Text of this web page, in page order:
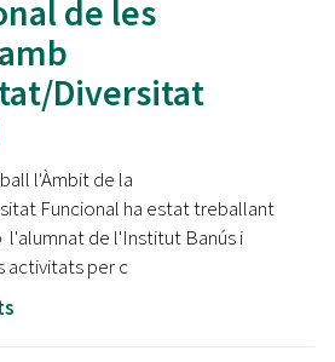
de les
Diversitat
l'Àmbit de la
Funcional ha estat treballant
de l'Institut Banús i
activitats per c